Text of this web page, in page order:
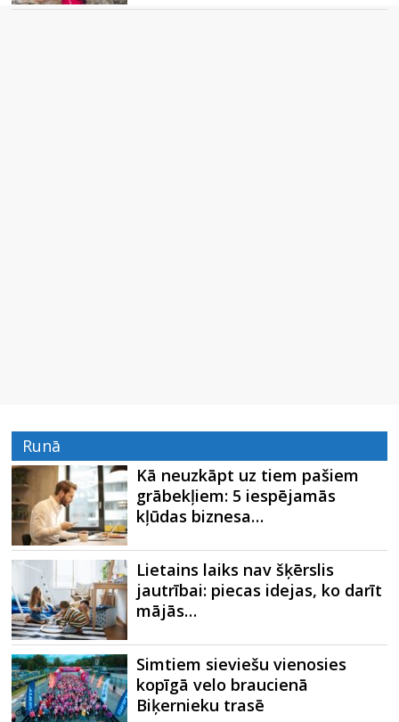
Runā
Kā neuzkāpt uz tiem pašiem
grābekļiem: 5 iespējamās
kļūdas biznesa…
Lietains laiks nav šķērslis
jautrībai: piecas idejas, ko darīt
mājās…
Simtiem sieviešu vienosies
kopīgā velo braucienā
Biķernieku trasē